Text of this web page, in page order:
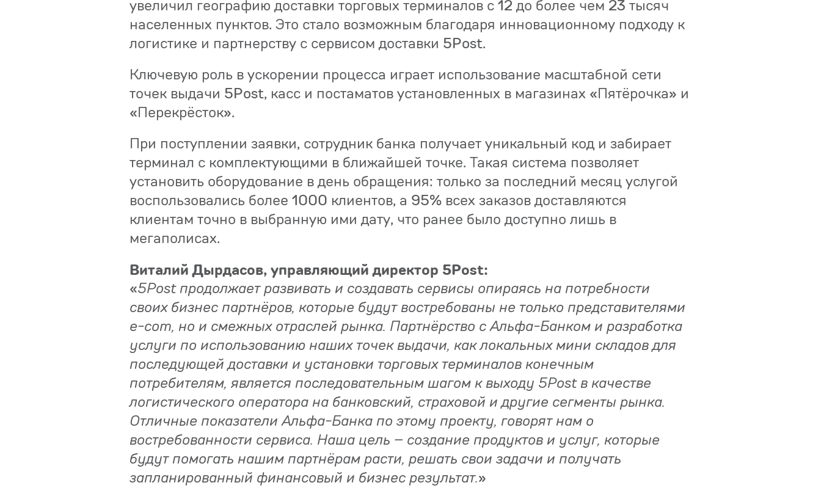
увеличил географию доставки торговых терминалов с 12 до более чем 23 тысяч
населенных пунктов. Это стало возможным благодаря инновационному подходу к
логистике и партнерству с сервисом доставки 5Post.
Ключевую роль в ускорении процесса играет использование масштабной сети
точек выдачи 5Post, касс и постаматов установленных в магазинах «Пятёрочка» и
«Перекрёсток».
При поступлении заявки, сотрудник банка получает уникальный код и забирает
терминал с комплектующими в ближайшей точке. Такая система позволяет
установить оборудование в день обращения: только за последний месяц услугой
воспользовались более 1000 клиентов, а 95% всех заказов доставляются
клиентам точно в выбранную ими дату, что ранее было доступно лишь в
мегаполисах.
Виталий Дырдасов, управляющий директор 5Post:
«5Post продолжает развивать и создавать сервисы опираясь на потребности
своих бизнес партнёров, которые будут востребованы не только представителями
e-com, но и смежных отраслей рынка. Партнёрство с Альфа-Банком и разработка
услуги по использованию наших точек выдачи, как локальных мини складов для
последующей доставки и установки торговых терминалов конечным
потребителям, является последовательным шагом к выходу 5Post в качестве
логистического оператора на банковский, страховой и другие сегменты рынка.
Отличные показатели Альфа-Банка по этому проекту, говорят нам о
востребованности сервиса. Наша цель – создание продуктов и услуг, которые
будут помогать нашим партнёрам расти, решать свои задачи и получать
запланированный финансовый и бизнес результат.»